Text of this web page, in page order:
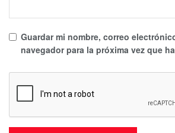
Guardar mi nombre, correo
navegador para la próxima vez que